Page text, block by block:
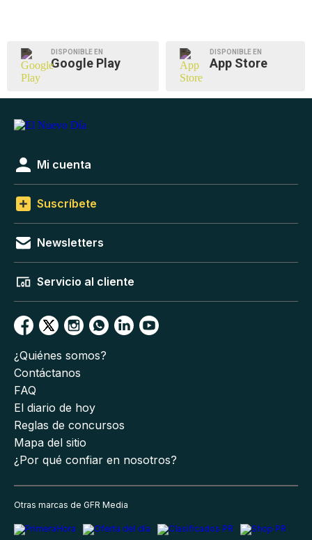
DISPONIBLE EN
Google Play
DISPONIBLE EN
App Store
Mi cuenta
Suscríbete
Newsletters
Servicio al cliente
¿Quiénes somos?
Contáctanos
FAQ
El diario de hoy
Reglas de concursos
Mapa del sitio
¿Por qué confiar en nosotros?
Otras marcas de GFR Media